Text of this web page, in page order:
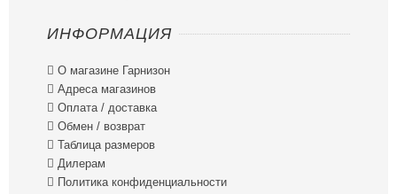
ИНФОРМАЦИЯ
 О магазине Гарнизон
 Адреса магазинов
 Оплата / доставка
 Обмен / возврат
 Таблица размеров
 Дилерам
 Политика конфиденциальности